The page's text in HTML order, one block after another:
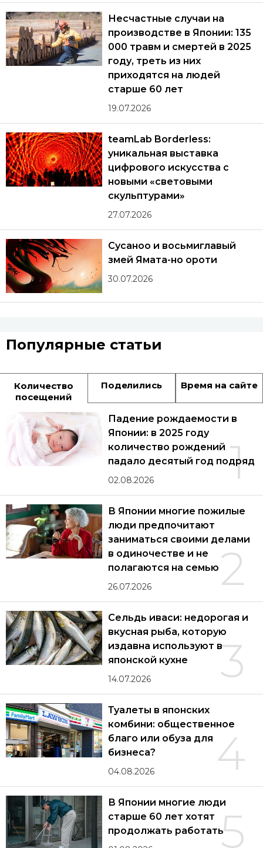
Несчастные случаи на
производстве в Японии: 135
000 травм и смертей в 2025
году, треть из них
приходятся на людей
старше 60 лет
19.07.2026
teamLab Borderless:
уникальная выставка
цифрового искусства с
новыми «световыми
скульптурами»
27.07.2026
Сусаноо и восьмиглавый
змей Ямата-но ороти
30.07.2026
Популярные статьи
Количество
посещений
Поделились Время на сайте
1
Падение рождаемости в
Японии: в 2025 году
количество рождений
падало десятый год подряд
02.08.2026
2
В Японии многие пожилые
люди предпочитают
заниматься своими делами
в одиночестве и не
полагаются на семью
26.07.2026
3
Сельдь иваси: недорогая и
вкусная рыба, которую
издавна используют в
японской кухне
14.07.2026
4
Туалеты в японских
комбини: общественное
благо или обуза для
бизнеса?
04.08.2026
5
В Японии многие люди
старше 60 лет хотят
продолжать работать